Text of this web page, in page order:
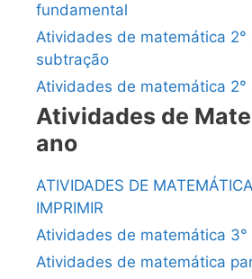
fundamental
Atividades de matemática 2°
subtração
Atividades de matemática 2°
Atividades de
ano
ATIVIDADES DE
IMPRIMIR
Atividades de matemática 3°
Atividades de matemática